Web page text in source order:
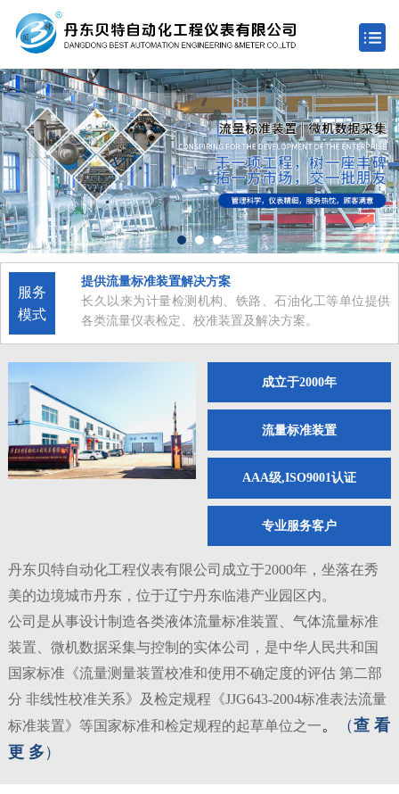
服务
模式
提供流量标准装置解决方案
长久以来为计量检测机构、铁路、石油化工等单位提供
各类流量仪表检定、校准装置及解决方案。
成立于2000年
流量标准装置
AAA级,ISO9001认证
专业服务客户
丹东贝特自动化工程仪表有限公司成立于2000年，坐落在秀
美的边境城市丹东，位于辽宁丹东临港产业园区内。
公司是从事设计制造各类液体流量标准装置、气体流量标准
装置、微机数据采集与控制的实体公司，是中华人民共和国
国家标准《流量测量装置校准和使用不确定度的评估 第二部
分 非线性校准关系》及检定规程《JJG643-2004标准表法流量
标准装置》等国家标准和检定规程的起草单位之一。 （查 看
更 多 ）